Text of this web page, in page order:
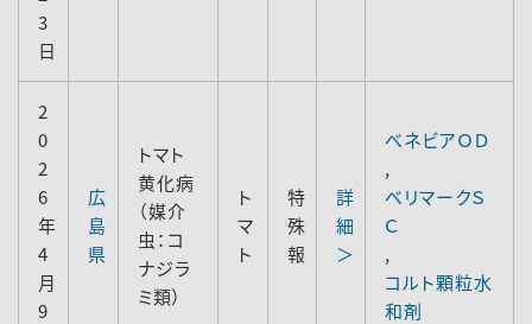
3
日
2
0
2
6
年
4
月
9
広
島
県
トマト
黄化病
（媒介
虫：コ
ナジラ
ミ類）
ト
マ
ト
特
殊
報
詳
細
＞
べネビアＯＤ
,
べリマークＳ
Ｃ
,
コルト顆粒水
和剤